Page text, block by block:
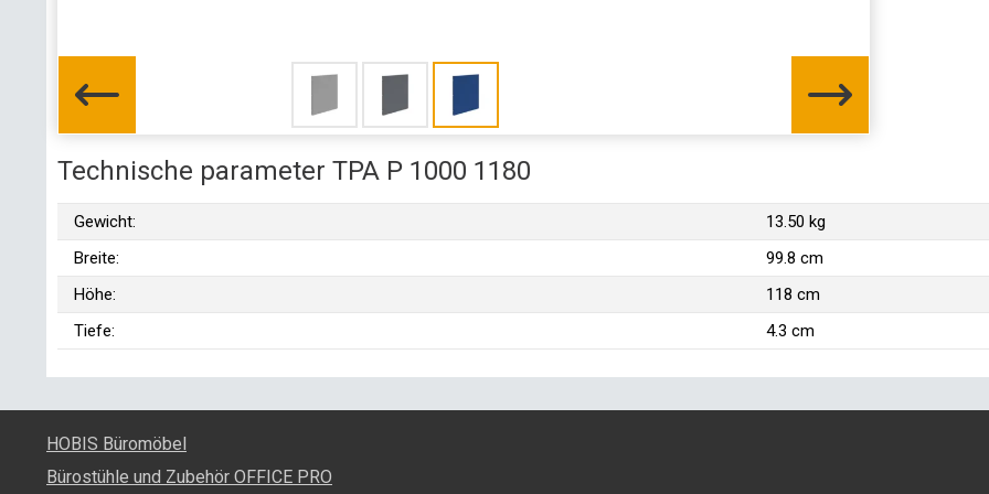
Technische parameter TPA P 1000 1180
Gewicht:
13.50 kg
Breite:
99.8 cm
Höhe:
118 cm
Tiefe:
4.3 cm
HOBIS Büromöbel
Bürostühle und Zubehör OFFICE PRO